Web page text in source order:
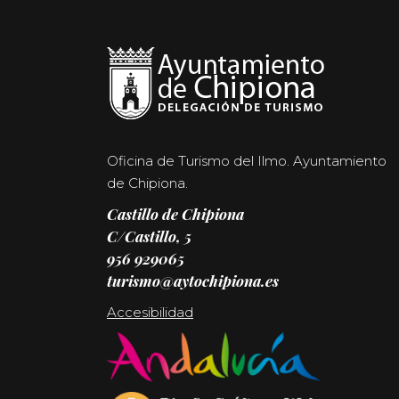
Oficina de Turismo del Ilmo. Ayuntamiento
de Chipiona.
Castillo de Chipiona
C/Castillo, 5
956 929065
turismo@aytochipiona.es
Accesibilidad